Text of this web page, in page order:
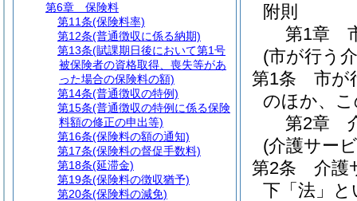
附則
第1章
(市が行う
第1条
市が
のほか、
第2章
(介護サー
第2条
介護
下「法」と
第6章
保険料
第11条(保険料率)
第12条(普通徴収に係る納期)
第13条(賦課期日後において第1号
被保険者の資格取得、喪失等があ
った場合の保険料の額)
第14条(普通徴収の特例)
第15条(普通徴収の特例に係る保険
料額の修正の申出等)
第16条(保険料の額の通知)
第17条(保険料の督促手数料)
第18条(延滞金)
第19条(保険料の徴収猶予)
第20条(保険料の減免)